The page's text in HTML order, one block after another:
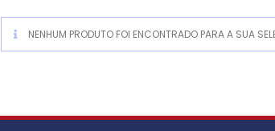
NENHUM PRODUTO FOI ENCONTRADO PARA A SUA